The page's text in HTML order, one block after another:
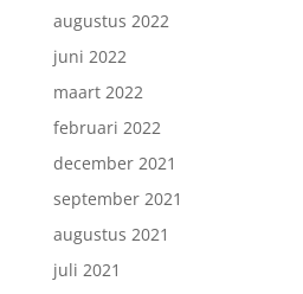
augustus 2022
juni 2022
maart 2022
februari 2022
december 2021
september 2021
augustus 2021
juli 2021